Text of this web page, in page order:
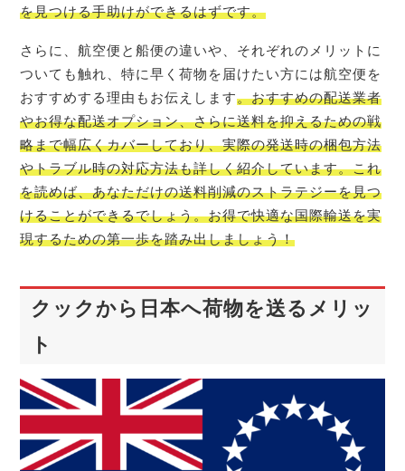
を見つける手助けができるはずです。
さらに、航空便と船便の違いや、それぞれのメリットに
ついても触れ、特に早く荷物を届けたい方には航空便を
おすすめする理由もお伝えします。おすすめの配送業者
やお得な配送オプション、さらに送料を抑えるための戦
略まで幅広くカバーしており、実際の発送時の梱包方法
やトラブル時の対応方法も詳しく紹介しています。これ
を読めば、あなただけの送料削減のストラテジーを見つ
けることができるでしょう。お得で快適な国際輸送を実
現するための第一歩を踏み出しましょう！
クックから日本へ荷物を送るメリッ
ト